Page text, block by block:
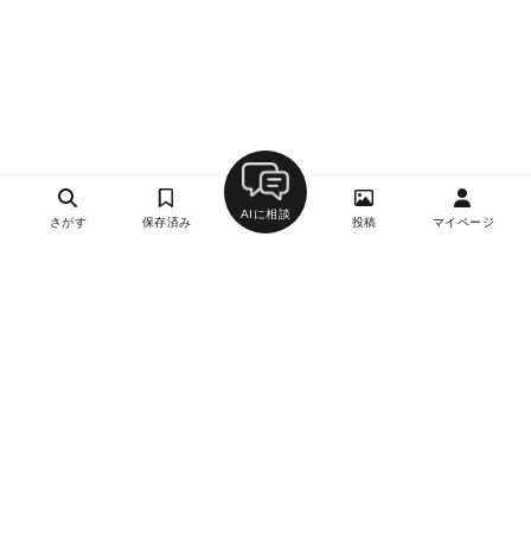
さがす 保存済み
AIに相談
投稿 マイページ